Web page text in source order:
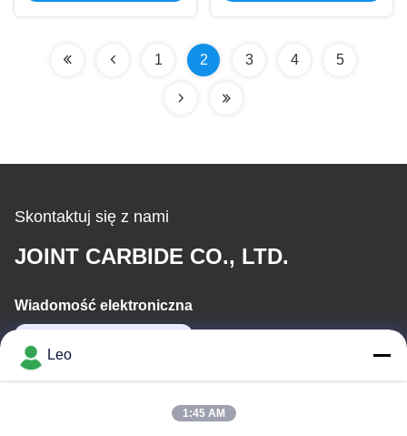
1 2 3 4 5
Skontaktuj się z nami
JOINT CARBIDE CO., LTD.
Wiadomość elektroniczna
Leo
1:45 AM